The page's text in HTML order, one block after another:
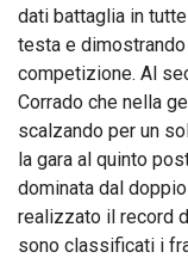
dati battaglia in
testa e
competizione. Al
Corrado che nella
scalzando per un
la gara al quinto
dominata dal
realizzato il record
sono classificati i